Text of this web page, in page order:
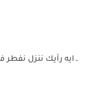
ـ ايه رأيك ننزل نفطر